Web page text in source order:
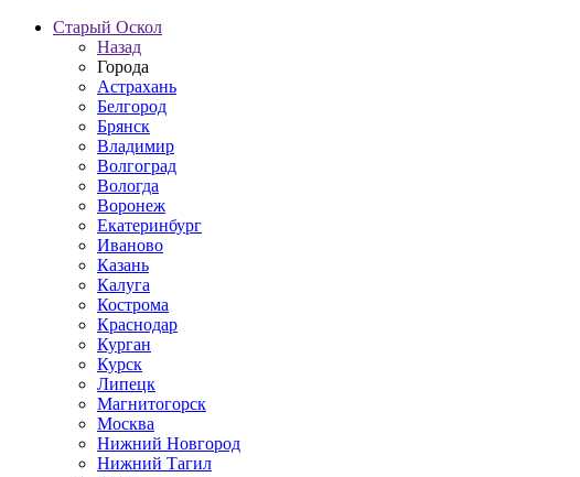
Старый Оскол
Назад
Города
Астрахань
Белгород
Брянск
Владимир
Волгоград
Вологда
Воронеж
Екатеринбург
Иваново
Казань
Калуга
Кострома
Краснодар
Курган
Курск
Липецк
Магнитогорск
Москва
Нижний Новгород
Нижний Тагил